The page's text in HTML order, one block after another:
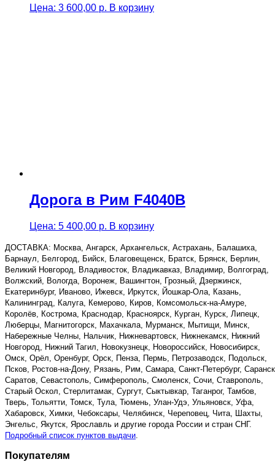
Цена: 3 600,00 р. В корзину
Дорога в Рим F4040B
Цена: 5 400,00 р. В корзину
ДОСТАВКА: Москва, Ангарск, Архангельск, Астрахань, Балашиха,
Барнаул, Белгород, Бийск, Благовещенск, Братск, Брянск, Берлин,
Великий Новгород, Владивосток, Владикавказ, Владимир, Волгоград,
Волжский, Вологда, Воронеж, Вашингтон, Грозный, Дзержинск,
Екатеринбург, Иваново, Ижевск, Иркутск, Йошкар-Ола, Казань,
Калининград, Калуга, Кемерово, Киров, Комсомольск-на-Амуре,
Королёв, Кострома, Краснодар, Красноярск, Курган, Курск, Липецк,
Люберцы, Магнитогорск, Махачкала, Мурманск, Мытищи, Минск,
Набережные Челны, Нальчик, Нижневартовск, Нижнекамск, Нижний
Новгород, Нижний Тагил, Новокузнецк, Новороссийск, Новосибирск,
Омск, Орёл, Оренбург, Орск, Пенза, Пермь, Петрозаводск, Подольск,
Псков, Ростов-на-Дону, Рязань, Рим, Самара, Санкт-Петербург,
Саратов, Севастополь, Симферополь, Смоленск, Сочи, Ставрополь,
Старый Оскол, Стерлитамак, Сургут, Сыктывкар, Таганрог, Тамбов,
Тверь, Тольятти, Томск, Тула, Тюмень, Улан-Удэ, Ульяновск, Уфа,
Хабаровск, Химки, Чебоксары, Челябинск, Череповец, Чита, Шахты,
Энгельс, Якутск, Ярославль и другие города России и стран СНГ.
Подробный список пунктов выдачи
Покупателям